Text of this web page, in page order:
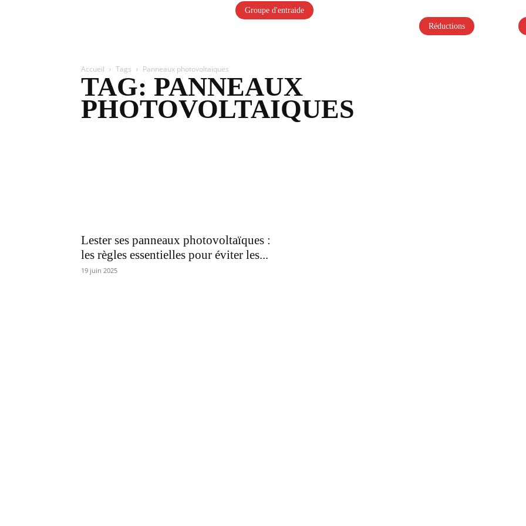
Groupe d'entraide
Réductions
Accueil Tags Panneaux photovoltaiques
TAG: PANNEAUX
PHOTOVOLTAIQUES
Lester ses panneaux photovoltaïques :
les règles essentielles pour éviter les...
19 juin 2025